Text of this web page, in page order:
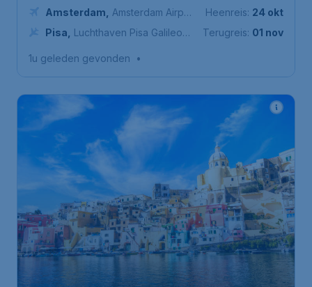
Amsterdam
Amsterdam Airport
Schiphol
Pisa
Luchthaven Pisa Galileo
Heenreis: 24 okt
Terugreis: 01 nov
1u geleden gevonden •
Italië
Napels
€113*
vanaf